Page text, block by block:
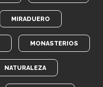
MIRADUERO
MONASTERIOS
NATURALEZA